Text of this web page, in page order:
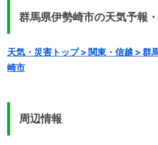
群馬県伊勢崎市の天気予報
天気・災害トップ > 関東・信越 > 群
崎市
周辺情報